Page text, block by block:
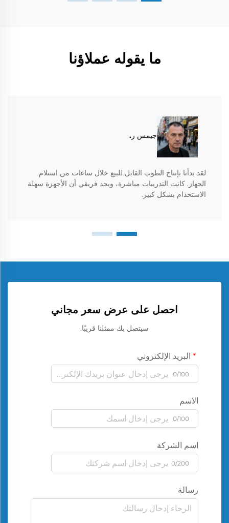
ما يقوله عملاؤنا
جيمس ر.
لقد بدأنا بإنتاج الطوب القابل للبيع خلال ساعات من استلام
الجهاز. كانت التدريبات مباشرة، ويجد فريقي أن الأجهزة سهلة
الاستخدام بشكل كبير.
احصل على عرض سعر مجاني
سيتصل بك ممثلنا قريبًا.
البريد الإلكتروني
0/100
الاسم
0/100
اسم الشركة
0/200
رسالة